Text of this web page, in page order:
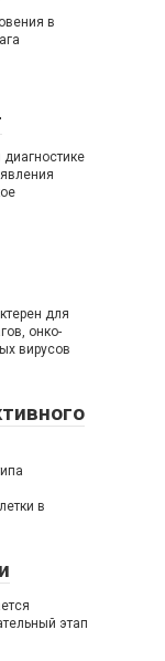
в
для
онко-
вирусов
в
этап